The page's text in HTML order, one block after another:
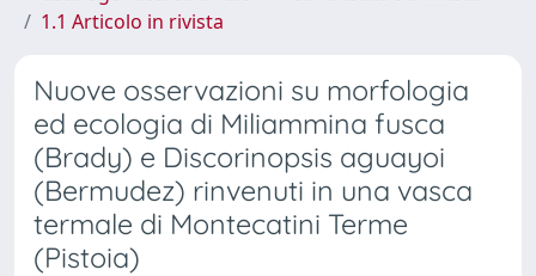
1.1 Articolo in rivista
Nuove osservazioni su morfologia
ed ecologia di Miliammina fusca
(Brady) e Discorinopsis aguayoi
(Bermudez) rinvenuti in una vasca
termale di Montecatini Terme
(Pistoia)